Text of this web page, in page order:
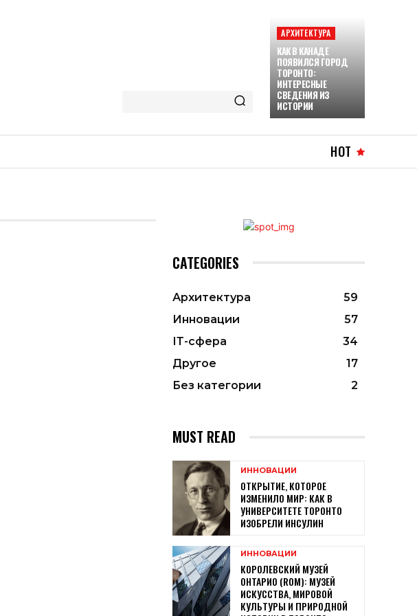
АРХИТЕКТУРА
КАК В КАНАДЕ
ПОЯВИЛСЯ ГОРОД
ТОРОНТО:
ИНТЕРЕСНЫЕ
СВЕДЕНИЯ ИЗ
ИСТОРИИ
HOT
CATEGORIES
Архитектура
59
Инновации
57
ІТ-сфера
34
Другое
17
Без категории
2
MUST READ
ИННОВАЦИИ
ОТКРЫТИЕ, КОТОРОЕ
ИЗМЕНИЛО МИР: КАК В
УНИВЕРСИТЕТЕ ТОРОНТО
ИЗОБРЕЛИ ИНСУЛИН
ИННОВАЦИИ
КОРОЛЕВСКИЙ МУЗЕЙ
ОНТАРИО (ROM): МУЗЕЙ
ИСКУССТВА, МИРОВОЙ
КУЛЬТУРЫ И ПРИРОДНОЙ